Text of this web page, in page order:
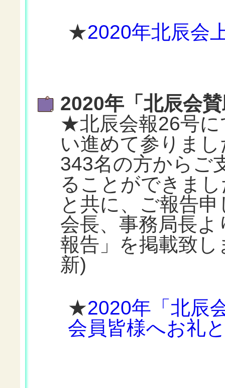
★2020年北辰会
2020年「北辰会
★北辰会報26号に
い進めて参りま
343名の方からご
ることができま
と共に、ご報告
会長、事務局長
報告」を掲載致
新)
★2020年「北辰
会員皆様へお礼